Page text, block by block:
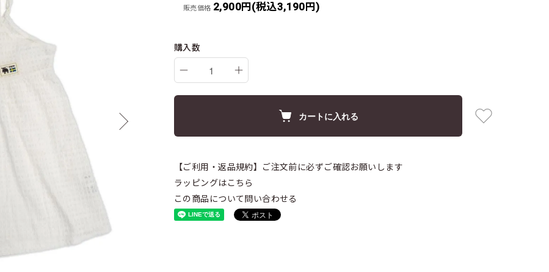
販売価格 2,900円(税込3,190円)
購入数
カートに入れる
【ご利用・返品規約】ご注文前に必ずご確認お願いします
ラッピングはこちら
この商品について問い合わせる